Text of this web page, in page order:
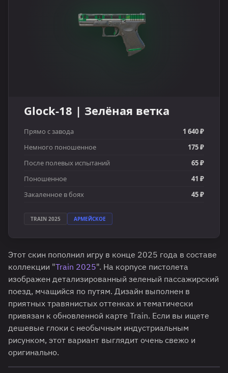
Glock-18 | Зелёная ветка
Прямо с завода
1 640 ₽
Немного поношенное
175 ₽
После полевых испытаний
65 ₽
Поношенное
41 ₽
Закаленное в боях
45 ₽
TRAIN 2025 АРМЕЙСКОЕ
Этот скин пополнил игру в конце 2025 года в составе
коллекции "Train 2025". На корпусе пистолета
изображен детализированный зеленый пассажирский
поезд, мчащийся по путям. Дизайн выполнен в
приятных травянистых оттенках и тематически
привязан к обновленной карте Train. Если вы ищете
дешевые глоки с необычным индустриальным
рисунком, этот вариант выглядит очень свежо и
оригинально.